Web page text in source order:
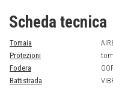
Scheda tecnica
Tomaia
Protezioni
Fodera
Battistrada